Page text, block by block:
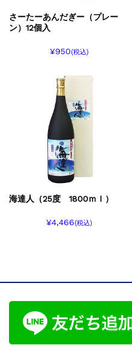
さーたーあんだぎー（プレー
ン）12個入
¥950(税込)
海達人（25度 1800ｍｌ）
¥4,466(税込)